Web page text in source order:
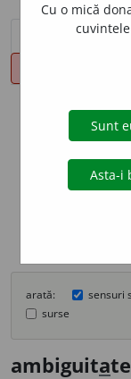
sinteza
info
arată: sensuri
surse
ambiguitate
Cu o mică